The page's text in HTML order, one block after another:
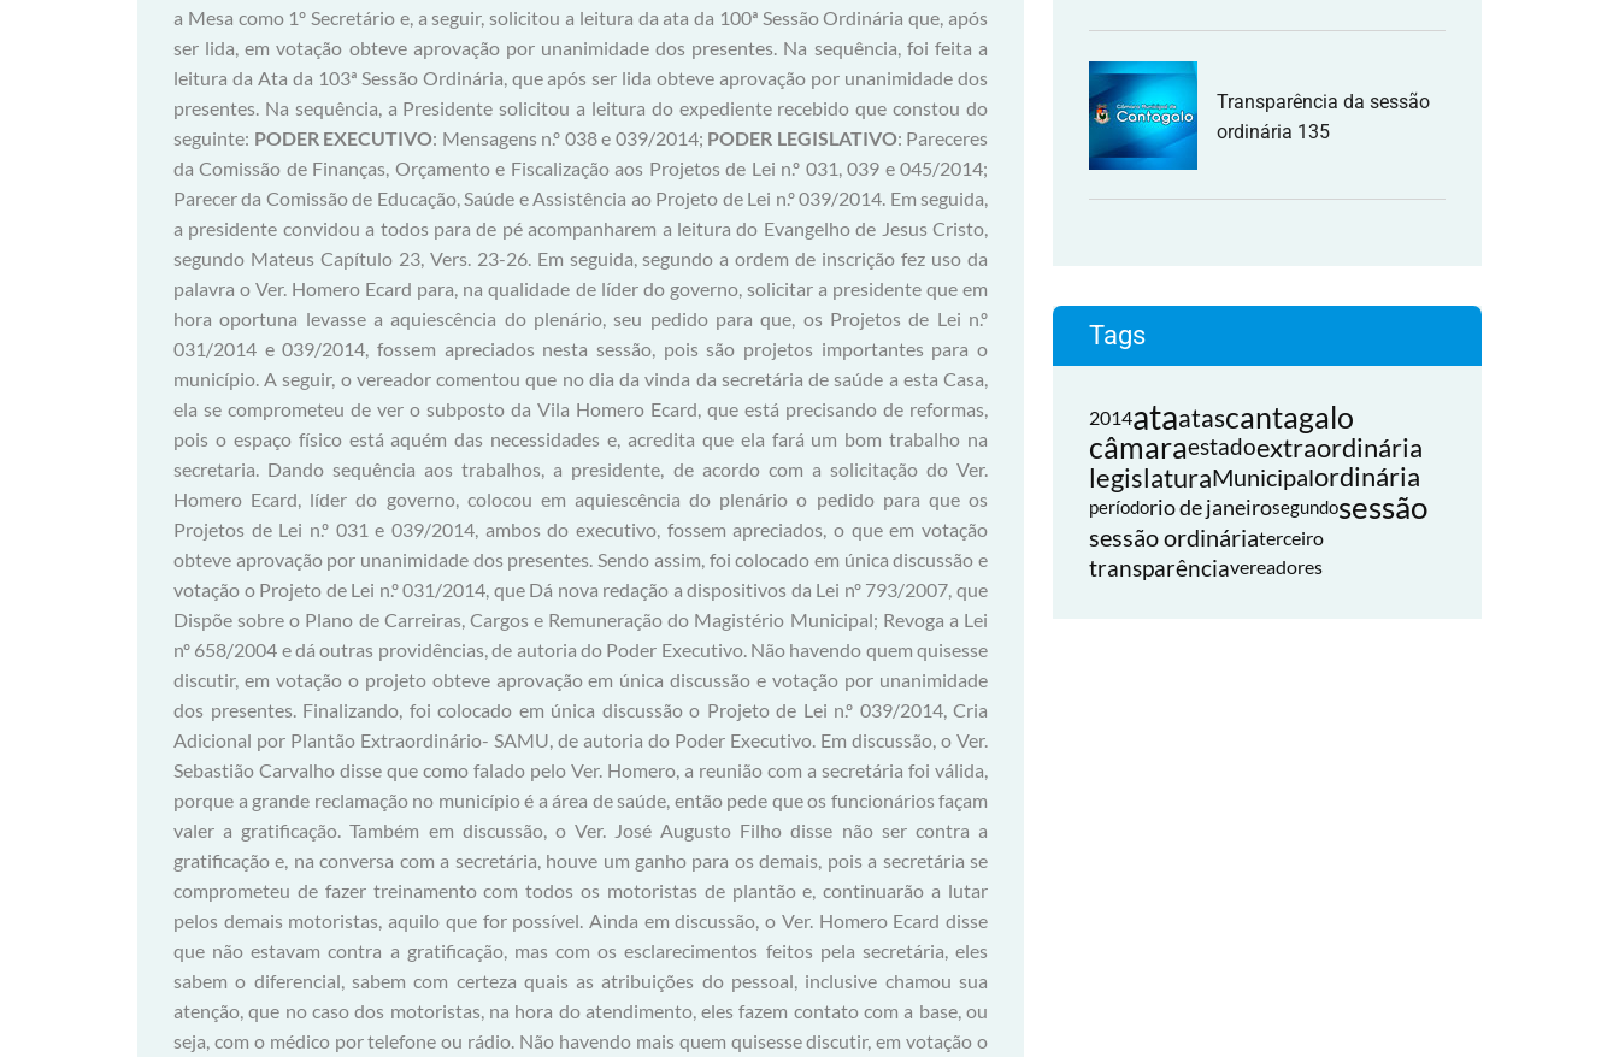
a Mesa como 1º Secretário e, a seguir, solicitou a leitura da ata da 100ª Sessão Ordinária que, após
ser lida, em votação obteve aprovação por unanimidade dos presentes. Na sequência, foi feita a
leitura da Ata da 103ª Sessão Ordinária, que após ser lida obteve aprovação por unanimidade dos
presentes. Na sequência, a Presidente solicitou a leitura do expediente recebido que constou do
seguinte: PODER EXECUTIVO: Mensagens n.º 038 e 039/2014; PODER LEGISLATIVO: Pareceres
da Comissão de Finanças, Orçamento e Fiscalização aos Projetos de Lei n.º 031, 039 e 045/2014;
Parecer da Comissão de Educação, Saúde e Assistência ao Projeto de Lei n.º 039/2014. Em seguida,
a presidente convidou a todos para de pé acompanharem a leitura do Evangelho de Jesus Cristo,
segundo Mateus Capítulo 23, Vers. 23-26. Em seguida, segundo a ordem de inscrição fez uso da
palavra o Ver. Homero Ecard para, na qualidade de líder do governo, solicitar a presidente que em
hora oportuna levasse a aquiescência do plenário, seu pedido para que, os Projetos de Lei n.º
031/2014 e 039/2014, fossem apreciados nesta sessão, pois são projetos importantes para o
município. A seguir, o vereador comentou que no dia da vinda da secretária de saúde a esta Casa,
ela se comprometeu de ver o subposto da Vila Homero Ecard, que está precisando de reformas,
pois o espaço físico está aquém das necessidades e, acredita que ela fará um bom trabalho na
secretaria. Dando sequência aos trabalhos, a presidente, de acordo com a solicitação do Ver.
Homero Ecard, líder do governo, colocou em aquiescência do plenário o pedido para que os
Projetos de Lei n.º 031 e 039/2014, ambos do executivo, fossem apreciados, o que em votação
obteve aprovação por unanimidade dos presentes. Sendo assim, foi colocado em única discussão e
votação o Projeto de Lei n.º 031/2014, que Dá nova redação a dispositivos da Lei nº 793/2007, que
Dispõe sobre o Plano de Carreiras, Cargos e Remuneração do Magistério Municipal; Revoga a Lei
nº 658/2004 e dá outras providências, de autoria do Poder Executivo. Não havendo quem quisesse
discutir, em votação o projeto obteve aprovação em única discussão e votação por unanimidade
dos presentes. Finalizando, foi colocado em única discussão o Projeto de Lei n.º 039/2014, Cria
Adicional por Plantão Extraordinário- SAMU, de autoria do Poder Executivo. Em discussão, o Ver.
Sebastião Carvalho disse que como falado pelo Ver. Homero, a reunião com a secretária foi válida,
porque a grande reclamação no município é a área de saúde, então pede que os funcionários façam
valer a gratificação. Também em discussão, o Ver. José Augusto Filho disse não ser contra a
gratificação e, na conversa com a secretária, houve um ganho para os demais, pois a secretária se
comprometeu de fazer treinamento com todos os motoristas de plantão e, continuarão a lutar
pelos demais motoristas, aquilo que for possível. Ainda em discussão, o Ver. Homero Ecard disse
que não estavam contra a gratificação, mas com os esclarecimentos feitos pela secretária, eles
sabem o diferencial, sabem com certeza quais as atribuições do pessoal, inclusive chamou sua
atenção, que no caso dos motoristas, na hora do atendimento, eles fazem contato com a base, ou
seja, com o médico por telefone ou rádio. Não havendo mais quem quisesse discutir, em votação o
Transparência da sessão
ordinária 135
Tags
2014ataatascantagalo
câmaraestadoextraordinária
legislaturaMunicipalordinária
períodorio de janeirosegundosessão
sessão ordináriaterceiro
transparênciavereadores